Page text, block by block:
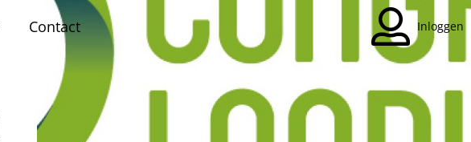
Contact Inloggen